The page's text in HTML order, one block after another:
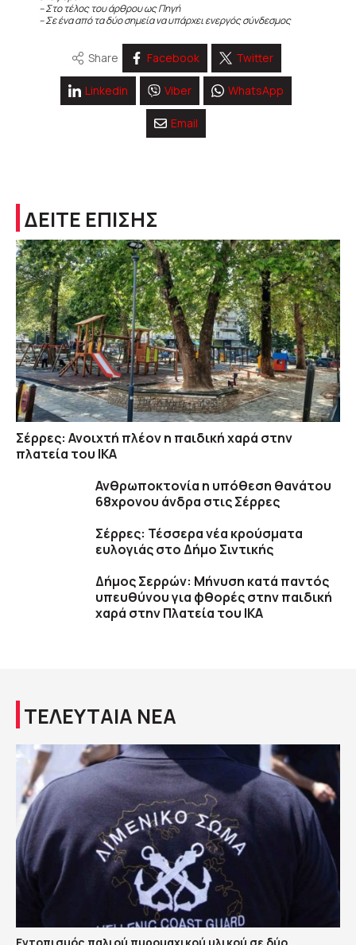
– Στο τέλος του άρθρου ως Πηγή
– Σε ένα από τα δύο σημεία να υπάρχει ενεργός σύνδεσμος
Share Facebook Twitter
Linkedin Viber WhatsApp
Email
ΔΕΙΤΕ ΕΠΙΣΗΣ
Σέρρες: Ανοιχτή πλέον η παιδική χαρά στην
πλατεία του ΙΚΑ
Ανθρωποκτονία η υπόθεση θανάτου
68χρονου άνδρα στις Σέρρες
Σέρρες: Τέσσερα νέα κρούσματα
ευλογιάς στο Δήμο Σιντικής
Δήμος Σερρών: Μήνυση κατά παντός
υπευθύνου για φθορές στην παιδική
χαρά στην Πλατεία του ΙΚΑ
ΤΕΛΕΥΤΑΙΑ ΝΕΑ
Εντοπισμός παλιού πυρομαχικού υλικού σε δύο